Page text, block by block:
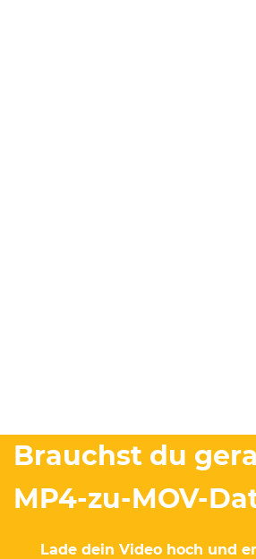
Brauchst du
MP4-zu-MOV-
Lade dein Video hoch und